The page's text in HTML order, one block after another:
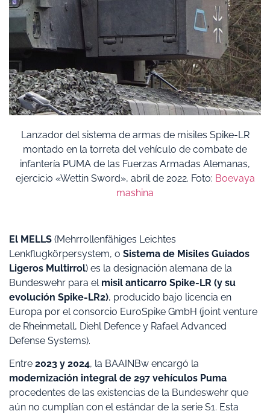
Lanzador del sistema de armas de misiles Spike-LR
montado en la torreta del vehículo de combate de
infantería PUMA de las Fuerzas Armadas Alemanas,
ejercicio «Wettin Sword», abril de 2022. Foto: Boevaya
mashina
El MELLS (Mehrrollenfähiges Leichtes
Lenkflugkörpersystem, o Sistema de Misiles Guiados
Ligeros Multirrol) es la designación alemana de la
Bundeswehr para el misil anticarro Spike-LR (y su
evolución Spike-LR2), producido bajo licencia en
Europa por el consorcio EuroSpike GmbH (joint venture
de Rheinmetall, Diehl Defence y Rafael Advanced
Defense Systems).
Entre 2023 y 2024, la BAAINBw encargó la
modernización integral de 297 vehículos Puma
procedentes de las existencias de la Bundeswehr que
aún no cumplían con el estándar de la serie S1. Esta